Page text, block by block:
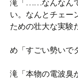
滝「……なんなん
い。なんとチェー
ための壮大な実験
め「すごい勢いで
滝「本物の電波臭